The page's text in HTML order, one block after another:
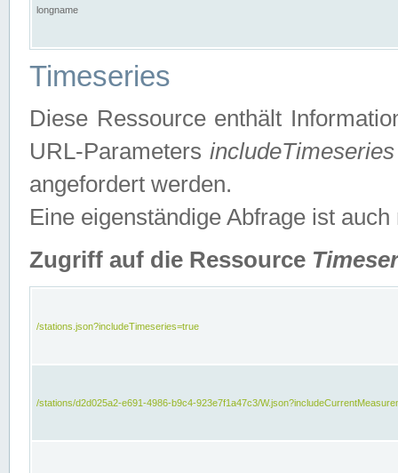
longname
Timeseries
Diese Ressource enthält
URL-ParametersincludeTimeseries
angefordert werden.
Eine eigenständige Abfrage ist auch
Zugriff auf die Ressource
/stations.json?includeTimeseries=true
/stations/d2d025a2-e691-4986-b9c4-923e7f1a47c3/